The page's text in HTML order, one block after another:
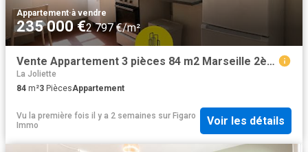
Appartement·à vendre
235 000 €2 797 €/m²
Vente Appartement 3 pièces 84 m2 Marseille 2ème
La Joliette
84 m²3 PiècesAppartement
Vu la première fois il y a 2 semaines sur Figaro
Immo
Voir les détails